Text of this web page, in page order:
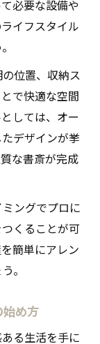
必要な設備や
イフスタイル
位置、収納ス
で快適な空間
しては、オー
デザインが挙
な書斎が完成
ングでプロに
くることが可
簡単にアレン
。
め方
る生活を手に